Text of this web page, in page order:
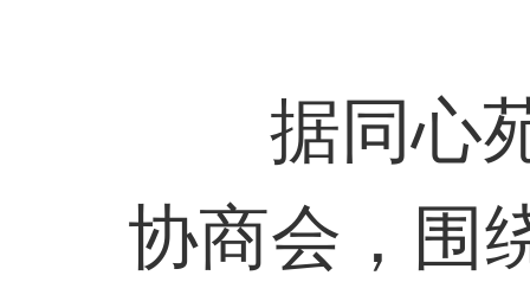
据同心
协商会，围